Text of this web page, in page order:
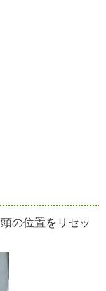
頭の位置をリセッ